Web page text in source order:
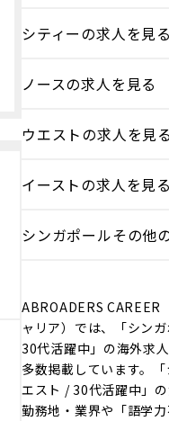
シティーの求人を見る
ノースの求人を見る
ウエストの求人を見る
イーストの求人を見る
シンガポールその他
ABROADERS CAREER
ャリア）では、「シン
30代活躍中」の海外求
多数掲載しています。
エスト / 30代活躍中」
勤務地・業界や「語学